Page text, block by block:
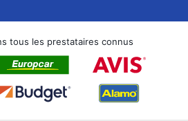
tous les prestataires connus